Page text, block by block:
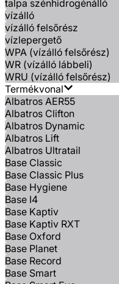
talpa szénhidrogénálló
vízálló
vízálló felsőrész
vízlepergető
WPA (vízálló felsőrész)
WR (vízálló lábbeli)
WRU (vízálló felsőrész)
Termékvonal
Albatros AER55
Albatros Clifton
Albatros Dynamic
Albatros Lift
Albatros Ultratail
Base Classic
Base Classic Plus
Base Hygiene
Base I4
Base Kaptiv
Base Kaptiv RXT
Base Oxford
Base Planet
Base Record
Base Smart